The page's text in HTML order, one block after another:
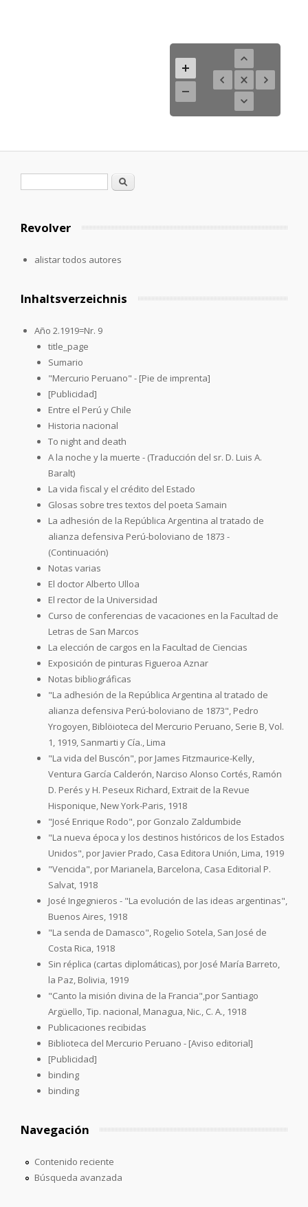
Formulario de búsqueda
Buscar
Revolver
alistar todos autores
Inhaltsverzeichnis
Año 2.1919=Nr. 9
title_page
Sumario
"Mercurio Peruano" - [Pie de imprenta]
[Publicidad]
Entre el Perú y Chile
Historia nacional
To night and death
A la noche y la muerte - (Traducción del sr. D. Luis A.
Baralt)
La vida fiscal y el crédito del Estado
Glosas sobre tres textos del poeta Samain
La adhesión de la República Argentina al tratado de
alianza defensiva Perú-boloviano de 1873 -
(Continuación)
Notas varias
El doctor Alberto Ulloa
El rector de la Universidad
Curso de conferencias de vacaciones en la Facultad de
Letras de San Marcos
La elección de cargos en la Facultad de Ciencias
Exposición de pinturas Figueroa Aznar
Notas bibliográficas
"La adhesión de la República Argentina al tratado de
alianza defensiva Perú-boloviano de 1873", Pedro
Yrogoyen, Biblöioteca del Mercurio Peruano, Serie B, Vol.
1, 1919, Sanmarti y Cía., Lima
"La vida del Buscón", por James Fitzmaurice-Kelly,
Ventura García Calderón, Narciso Alonso Cortés, Ramón
D. Perés y H. Peseux Richard, Extrait de la Revue
Hisponique, New York-Paris, 1918
"José Enrique Rodo", por Gonzalo Zaldumbide
"La nueva época y los destinos históricos de los Estados
Unidos", por Javier Prado, Casa Editora Unión, Lima, 1919
"Vencida", por Marianela, Barcelona, Casa Editorial P.
Salvat, 1918
José Ingegnieros - "La evolución de las ideas argentinas",
Buenos Aires, 1918
"La senda de Damasco", Rogelio Sotela, San José de
Costa Rica, 1918
Sin réplica (cartas diplomáticas), por José María Barreto,
la Paz, Bolivia, 1919
"Canto la misión divina de la Francia",por Santiago
Argüello, Tip. nacional, Managua, Nic., C. A., 1918
Publicaciones recibidas
Biblioteca del Mercurio Peruano - [Aviso editorial]
[Publicidad]
binding
binding
Navegación
Contenido reciente
Búsqueda avanzada